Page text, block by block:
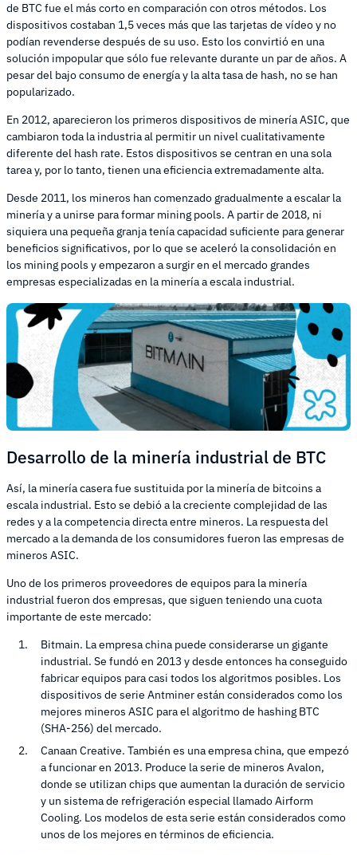
de BTC fue el más corto en comparación con otros métodos. Los
dispositivos costaban 1,5 veces más que las tarjetas de vídeo y no
podían revenderse después de su uso. Esto los convirtió en una
solución impopular que sólo fue relevante durante un par de años. A
pesar del bajo consumo de energía y la alta tasa de hash, no se han
popularizado.
En 2012, aparecieron los primeros dispositivos de minería ASIC, que
cambiaron toda la industria al permitir un nivel cualitativamente
diferente del hash rate. Estos dispositivos se centran en una sola
tarea y, por lo tanto, tienen una eficiencia extremadamente alta.
Desde 2011, los mineros han comenzado gradualmente a escalar la
minería y a unirse para formar mining pools. A partir de 2018, ni
siquiera una pequeña granja tenía capacidad suficiente para generar
beneficios significativos, por lo que se aceleró la consolidación en
los mining pools y empezaron a surgir en el mercado grandes
empresas especializadas en la minería a escala industrial.
Desarrollo de la minería industrial de BTC
Así, la minería casera fue sustituida por la minería de bitcoins a
escala industrial. Esto se debió a la creciente complejidad de las
redes y a la competencia directa entre mineros. La respuesta del
mercado a la demanda de los consumidores fueron las empresas de
mineros ASIC.
Uno de los primeros proveedores de equipos para la minería
industrial fueron dos empresas, que siguen teniendo una cuota
importante de este mercado:
Bitmain. La empresa china puede considerarse un gigante
industrial. Se fundó en 2013 y desde entonces ha conseguido
fabricar equipos para casi todos los algoritmos posibles. Los
dispositivos de serie Antminer están considerados como los
mejores mineros ASIC para el algoritmo de hashing BTC
(SHA-256) del mercado.
Canaan Creative. También es una empresa china, que empezó
a funcionar en 2013. Produce la serie de mineros Avalon,
donde se utilizan chips que aumentan la duración de servicio
y un sistema de refrigeración especial llamado Airform
Cooling. Los modelos de esta serie están considerados como
unos de los mejores en términos de eficiencia.